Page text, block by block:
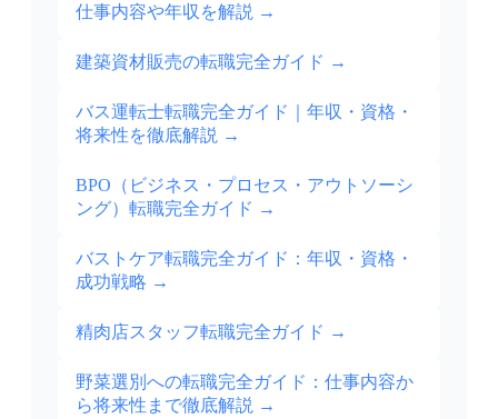
仕事内容や年収を解説 →
建築資材販売の転職完全ガイド →
バス運転士転職完全ガイド｜年収・資格・
将来性を徹底解説 →
BPO（ビジネス・プロセス・アウトソーシ
ング）転職完全ガイド →
バストケア転職完全ガイド：年収・資格・
成功戦略 →
精肉店スタッフ転職完全ガイド →
野菜選別への転職完全ガイド：仕事内容か
ら将来性まで徹底解説 →